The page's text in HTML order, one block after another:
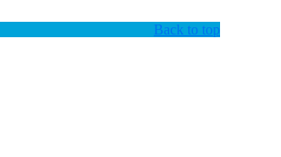
Back to top